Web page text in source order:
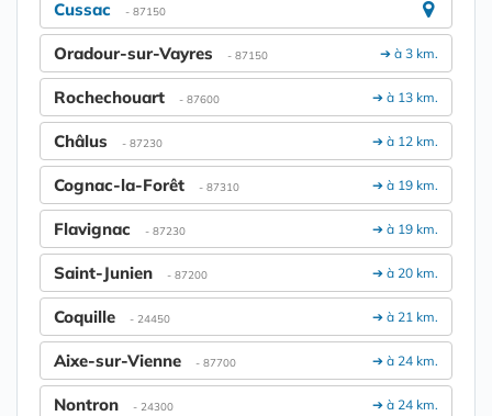
Cussac - 87150
➔ à 3 km.
Oradour-sur-Vayres - 87150
➔ à 13 km.
Rochechouart - 87600
➔ à 12 km.
Châlus - 87230
➔ à 19 km.
Cognac-la-Forêt - 87310
➔ à 19 km.
Flavignac - 87230
➔ à 20 km.
Saint-Junien - 87200
➔ à 21 km.
Coquille - 24450
➔ à 24 km.
Aixe-sur-Vienne - 87700
➔ à 24 km.
Nontron - 24300